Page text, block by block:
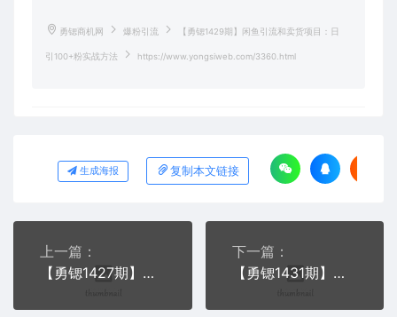
勇锶商机网 爆粉引流 【勇锶1429期】闲鱼引流和卖货项目：日
引100+粉实战方法 https://www.yongsiweb.com/3360.html
生成海报 复制本文链接
上一篇：
【勇锶1427期】佐道副业特训营13:闲鱼怎么赚钱？5种变现思路全解析
下一篇：
【勇锶1431期】闲鱼赚钱引流攻略，闲鱼排名规则技巧